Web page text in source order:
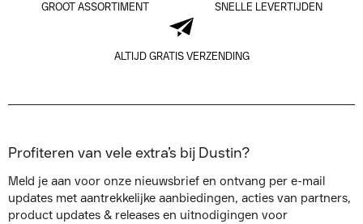
GROOT ASSORTIMENT SNELLE LEVERTIJDEN
ALTIJD GRATIS VERZENDING
Profiteren van vele extra’s bij Dustin?
Meld je aan voor onze nieuwsbrief en ontvang per e-mail
updates met aantrekkelijke aanbiedingen, acties van partners,
product updates & releases en uitnodigingen voor